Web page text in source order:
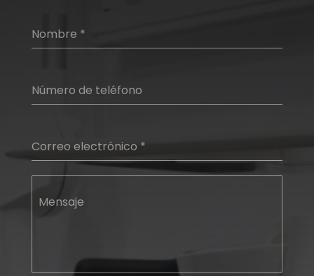
Nombre *
Número de teléfono
Correo electrónico *
Mensaje